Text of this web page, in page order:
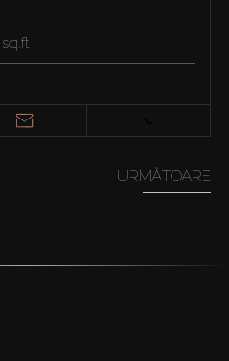
sq.ft
URMĂTOARE